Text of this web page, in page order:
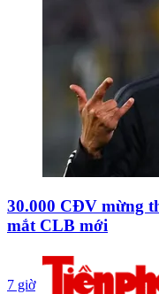
30.000 CĐV mừng
mắt CLB mới
7 giờ